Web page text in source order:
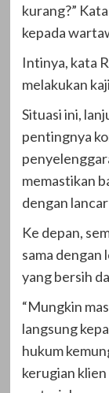
kurang?”
kepada
Intinya, kata
melakukan
Situasi ini,
pentingnya
memastikan
dengan
Ke depan,
sama dengan
yang bersih
“Mungkin
langsung
hukum
kerugian